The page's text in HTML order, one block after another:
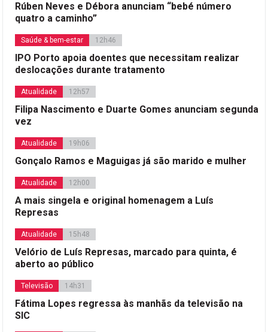
Rúben Neves e Débora anunciam “bebé número
quatro a caminho”
Saúde & bem-estar 12h46
IPO Porto apoia doentes que necessitam realizar
deslocações durante tratamento
Atualidade 12h57
Filipa Nascimento e Duarte Gomes anunciam segunda
vez
Atualidade 19h06
Gonçalo Ramos e Maguigas já são marido e mulher
Atualidade 12h00
A mais singela e original homenagem a Luís
Represas
Atualidade 15h48
Velório de Luís Represas, marcado para quinta, é
aberto ao público
Televisão 14h31
Fátima Lopes regressa às manhãs da televisão na
SIC